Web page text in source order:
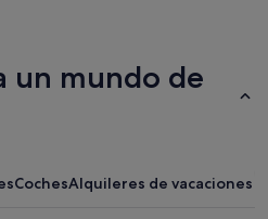
un mundo de
CochesAlquileres de vacaciones